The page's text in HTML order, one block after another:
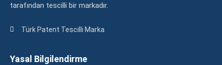
tarafından tescilli bir markadır.
Türk Patent Tescilli Marka
Yasal Bilgilendirme